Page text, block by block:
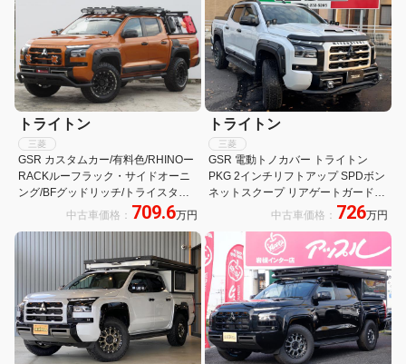
トライトン
三菱
GSR カスタムカー/有料色/RHINOー
RACKルーフラック・サイドオーニ
ング/BFグッドリッチ/トライスター
MKW17AW/JAOSサイドステップ/オ
中古車価格： 709.6万円
トライトン
三菱
GSR 電動トノカバー トライトン
PKG 2インチリフトアップ SPDボン
ネットスクープ リアゲートガード
JAOS バンパーガード ヒッチメンバ
アゲートスポイラー
中古車価格： 726万円